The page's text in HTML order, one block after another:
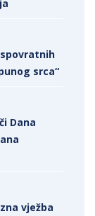
srca“
Dana
vježba